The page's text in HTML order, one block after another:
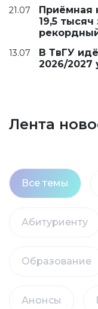
21.07
Приёмная
19,5
13.07
В ТвГУ
2026/2027
Лента
Все темы
Абитуриенту
Образование
Анонсы